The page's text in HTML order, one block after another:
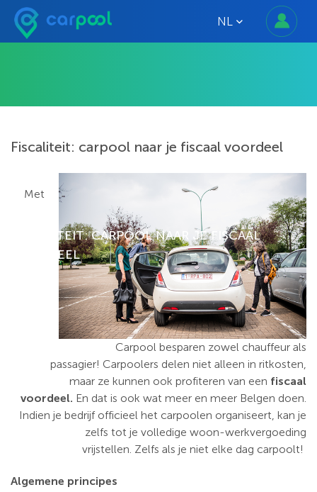
NL
FISCALITEIT: CARPOOL NAAR JE FISCAAL
VOORDEEL
Fiscaliteit: carpool naar je fiscaal voordeel
Met
Carpool besparen zowel chauffeur als
passagier! Carpoolers delen niet alleen in ritkosten,
maar ze kunnen ook profiteren van een fiscaal
voordeel. En dat is ook wat meer en meer Belgen doen.
Indien je bedrijf officieel het carpoolen organiseert, kan je
zelfs tot je volledige woon-werkvergoeding
vrijstellen. Zelfs als je niet elke dag carpoolt!
Algemene principes